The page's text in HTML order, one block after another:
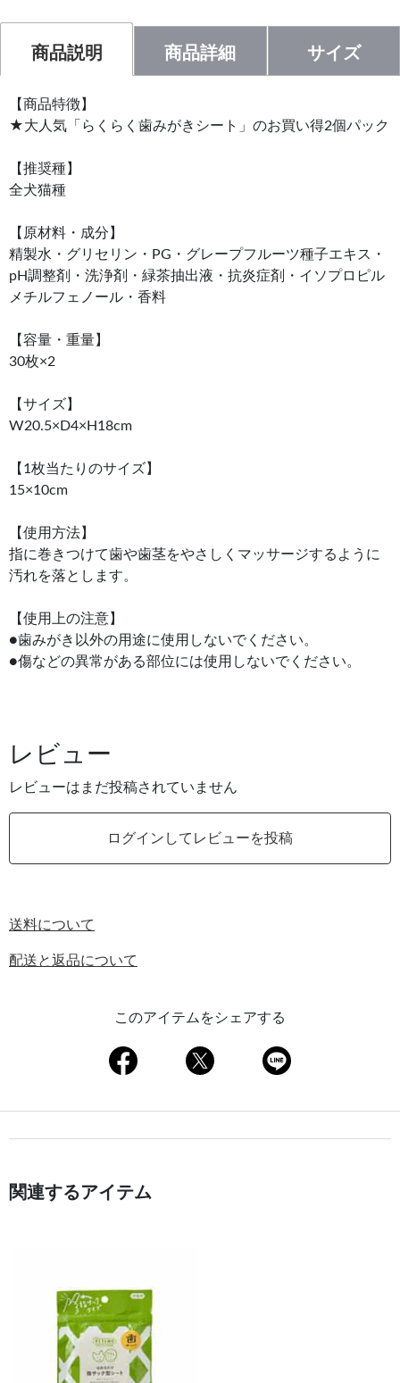
商品説明 商品詳細 サイズ
【商品特徴】
★大人気「らくらく歯みがきシート」のお買い得2個パック
【推奨種】
全犬猫種
【原材料・成分】
精製水・グリセリン・PG・グレープフルーツ種子エキス・
pH調整剤・洗浄剤・緑茶抽出液・抗炎症剤・イソプロピル
メチルフェノール・香料
【容量・重量】
30枚×2
【サイズ】
W20.5×D4×H18cm
【1枚当たりのサイズ】
15×10cm
【使用方法】
指に巻きつけて歯や歯茎をやさしくマッサージするように
汚れを落とします。
【使用上の注意】
●歯みがき以外の用途に使用しないでください。
●傷などの異常がある部位には使用しないでください。
レビュー
レビューはまだ投稿されていません
ログインしてレビューを投稿
送料について
配送と返品について
このアイテムをシェアする
関連するアイテム